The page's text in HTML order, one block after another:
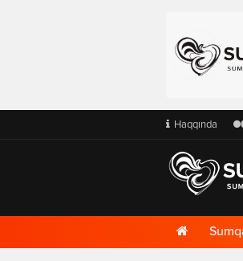
Haqqında
Ana
Səhifə